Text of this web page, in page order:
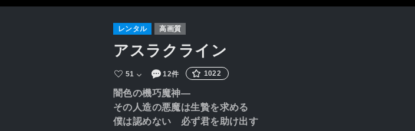
レンタル 高画質
アスラクライン
51 12件 1022
闇色の機巧魔神―
その人造の悪魔は生贄を求める
僕は認めない 必ず君を助け出す